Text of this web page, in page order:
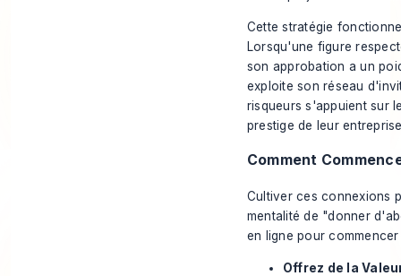
Cette stratégie
Lorsqu'une figure
son approbation a un
exploite son réseau
risqueurs s'appuient sur
prestige de leur
Comment
Cultiver ces connexions
mentalité de "donner
en ligne pour commencer
Offrez de la